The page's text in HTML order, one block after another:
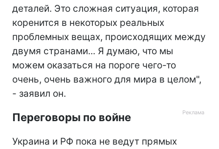
деталей. Это сложная ситуация, которая
коренится в некоторых реальных
проблемных вещах, происходящих между
двумя странами... Я думаю, что мы
можем оказаться на пороге чего-то
очень, очень важного для мира в целом",
- заявил он.
Переговоры по войне
Украина и РФ пока не ведут прямых